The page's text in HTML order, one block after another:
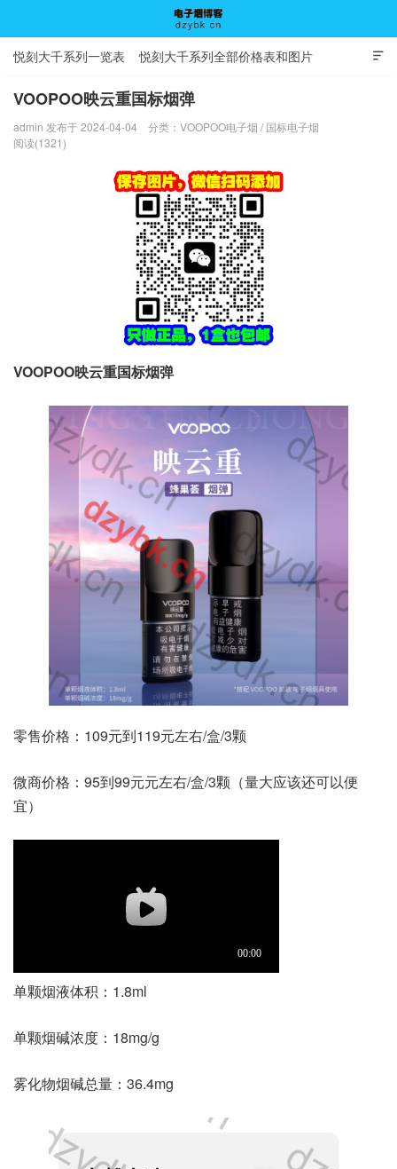

悦刻大千系列一览表 悦刻大千系列全部价格表和图片
VOOPOO映云重国标烟弹
admin 发布于 2024-04-04 分类： VOOPOO电子烟 / 国标电子烟
阅读(1321)
VOOPOO映云重国标烟弹
零售价格：109元到119元左右/盒/3颗
微商价格：95到99元元左右/盒/3颗（量大应该还可以便
宜）
单颗烟液体积：1.8ml
单颗烟碱浓度：18mg/g
雾化物烟碱总量：36.4mg